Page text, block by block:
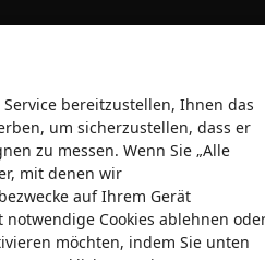
bereitzustellen, Ihnen das
um sicherzustellen, dass er
zu messen. Wenn Sie „Alle
mit denen wir
auf Ihrem Gerät
Cookies ablehnen
möchten, indem Sie unten